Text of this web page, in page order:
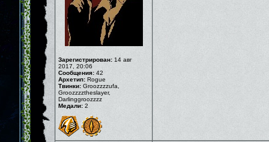
Зарегистрирован: 14 авг
2017, 20:06
Сообщения: 42
Архетип: Rogue
Твинки: Groozzzzufa,
Groozzzztheslayer,
Darlinggroozzzz
Медали: 2